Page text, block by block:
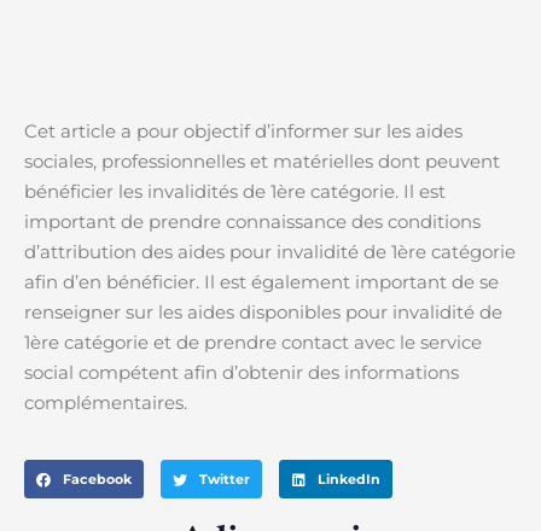
Cet article a pour objectif d’informer sur les aides
sociales, professionnelles et matérielles dont peuvent
bénéficier les invalidités de 1ère catégorie. Il est
important de prendre connaissance des conditions
d’attribution des aides pour invalidité de 1ère catégorie
afin d’en bénéficier. Il est également important de se
renseigner sur les aides disponibles pour invalidité de
1ère catégorie et de prendre contact avec le service
social compétent afin d’obtenir des informations
complémentaires.
Facebook Twitter LinkedIn